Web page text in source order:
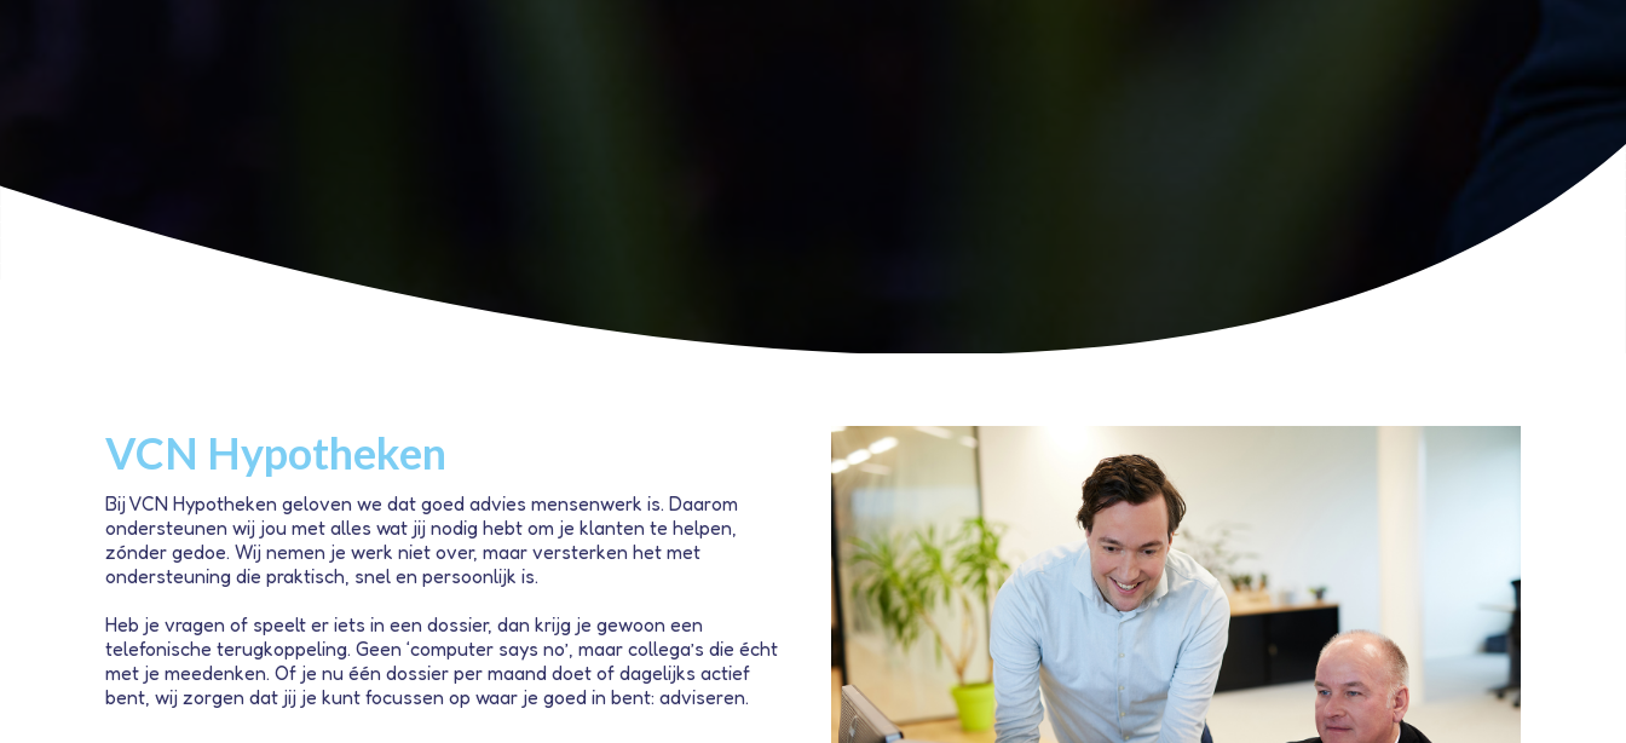
VCN Hypotheken
Bij VCN Hypotheken geloven we dat goed advies mensenwerk is. Daarom
ondersteunen wij jou met alles wat jij nodig hebt om je klanten te helpen,
zónder gedoe. Wij nemen je werk niet over, maar versterken het met
ondersteuning die praktisch, snel en persoonlijk is.
Heb je vragen of speelt er iets in een dossier, dan krijg je gewoon een
telefonische terugkoppeling. Geen ‘computer says no’, maar collega’s die écht
met je meedenken. Of je nu één dossier per maand doet of dagelijks actief
bent, wij zorgen dat jij je kunt focussen op waar je goed in bent: adviseren.